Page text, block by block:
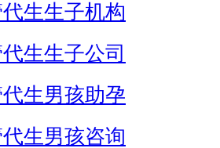
生生子机构
生生子公司
生男孩助孕
生男孩咨询